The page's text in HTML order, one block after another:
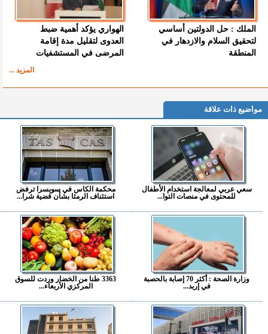
الملك : حل الدولتين أساسي
لتحقيق السلام والازدهار في
المنطقة
الهواري يؤكد أهمية ضبط
العدوى لتقليل مدة إقامة
المرضى في المستشفيات
المزيد ...
مواضيع ذات علاقة
سعي عربي لمعالجة استخدام الأطفال
للمحتوى في منصات التوا...
محكمة الكاس في سويسرا ترفض
استئناف الرمثا بشأن قضية شرا...
وزارة الصحة : أكثر 70 إصابة بالحصبة
في إربد...
3363 طنا من الخضار وردت للسوق
المركزي الأربعاء...